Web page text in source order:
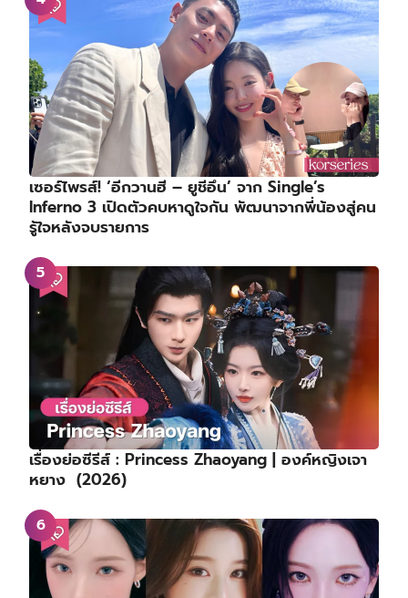
เซอร์ไพรส์! ‘อีกวานฮี – ยูชีอึน’ จาก Single’s
Inferno 3 เปิดตัวคบหาดูใจกัน พัฒนาจากพี่น้องสู่คน
รู้ใจหลังจบรายการ
เรื่องย่อซีรีส์ : Princess Zhaoyang | องค์หญิงเจา
หยาง (2026)